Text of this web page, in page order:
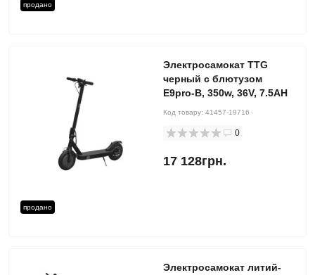
продано
продано
Электросамокат TTG
черный с блютузом
E9pro-B, 350w, 36V, 7.5AH
Код товару: 41457-19716
0
17 128грн.
Электросамокат литий-